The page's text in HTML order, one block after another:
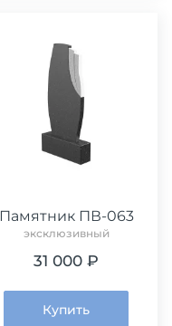
Памятник ПВ-063
эксклюзивный
31 000 ₽
Купить